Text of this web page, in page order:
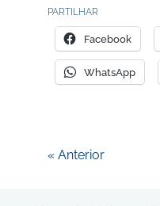
PARTILHAR
Facebook
WhatsApp
« Anterior